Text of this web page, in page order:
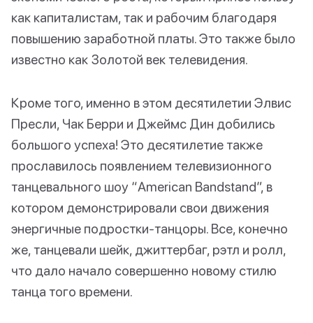
как капиталистам, так и рабочим благодаря
повышению заработной платы. Это также было
известно как Золотой век телевидения.
Кроме того, именно в этом десятилетии Элвис
Пресли, Чак Берри и Джеймс Дин добились
большого успеха! Это десятилетие также
прославилось появлением телевизионного
танцевального шоу “American Bandstand”, в
котором демонстрировали свои движения
энергичные подростки-танцоры. Все, конечно
же, танцевали шейк, джиттербаг, рэтл и ролл,
что дало начало совершенно новому стилю
танца того времени.